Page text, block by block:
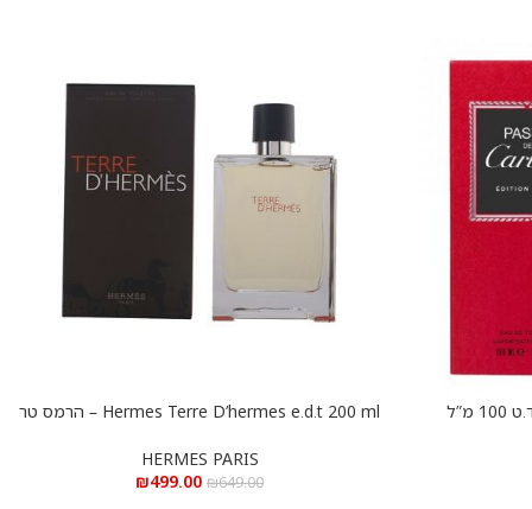
הוספה לסל
Hermes Terre D’hermes e.d.t 200 ml – הרמס טר
HERMES PARIS
₪649.00
₪499.00